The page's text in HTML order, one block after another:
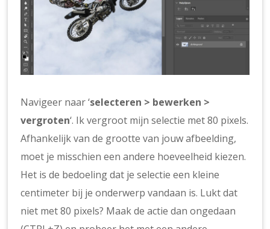
Navigeer naar ‘selecteren > bewerken >
vergroten‘. Ik vergroot mijn selectie met 80 pixels.
Afhankelijk van de grootte van jouw afbeelding,
moet je misschien een andere hoeveelheid kiezen.
Het is de bedoeling dat je selectie een kleine
centimeter bij je onderwerp vandaan is. Lukt dat
niet met 80 pixels? Maak de actie dan ongedaan